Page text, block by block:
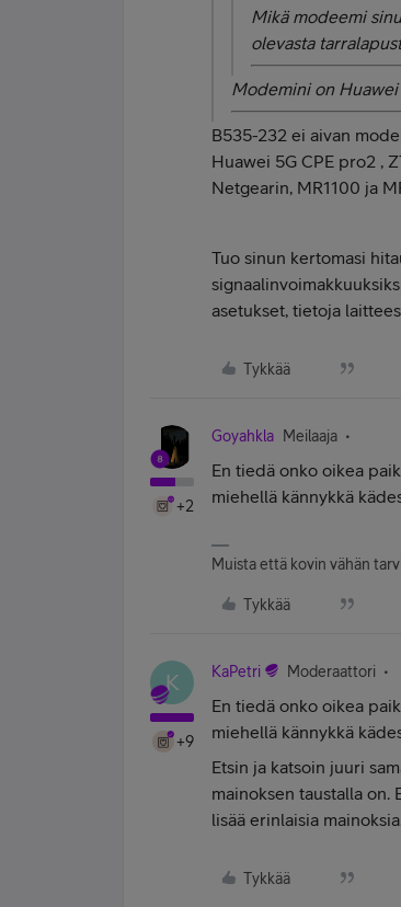
Mikä modeemi
olevasta
Modemini on
B535-232 ei aivan
Huawei 5G CPE pro2 ,
Netgearin, MR1100 ja
Tuo sinun kertomasi
asetukset, tietoja
Tykkää
+2
Goyahkla Meilaaja
En tiedä onko oikea
miehellä kännykkä
Muista että kovin vähän
Tykkää
K
+9
KaPetri Moderaattori
En tiedä onko oikea
miehellä kännykkä
Etsin ja katsoin juuri
mainoksen taustalla on.
lisää erinlaisia
Tykkää